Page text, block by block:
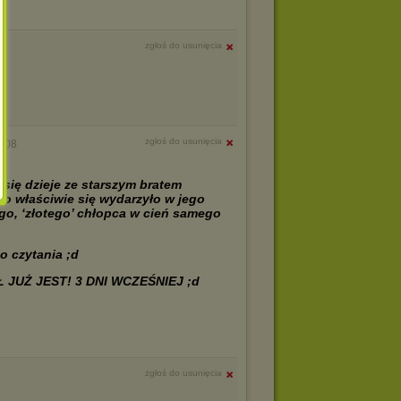
zgłoś do usunięcia
zgłoś do usunięcia
dzieje ze starszym bratem
właściwie się wydarzyło w jego
‘złotego’ chłopca w cień samego
czytania ;d
JUŻ JEST! 3 DNI WCZEŚNIEJ ;d
zgłoś do usunięcia